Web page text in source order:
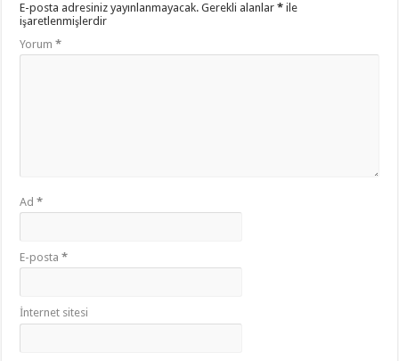
E-posta adresiniz yayınlanmayacak. Gerekli alanlar* ile
işaretlenmişlerdir
Yorum*
Ad*
E-posta*
İnternet sitesi